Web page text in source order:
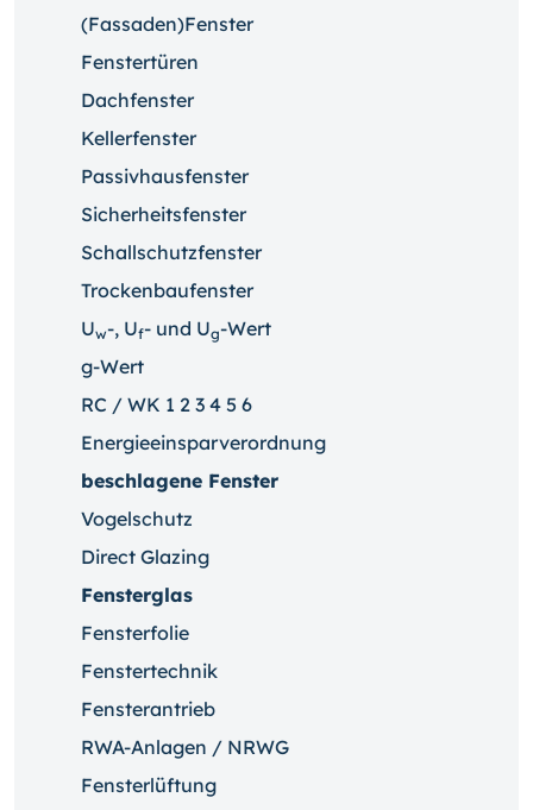
(Fassaden)Fenster
Fenstertüren
Dachfenster
Kellerfenster
Passivhausfenster
Sicherheitsfenster
Schallschutzfenster
Trockenbaufenster
Uw-, Uf- und Ug-Wert
g-Wert
RC / WK 1 2 3 4 5 6
Energieeinsparverordnung
beschlagene Fenster
Vogelschutz
Direct Glazing
Fensterglas
Fensterfolie
Fenstertechnik
Fensterantrieb
RWA-Anlagen / NRWG
Fensterlüftung